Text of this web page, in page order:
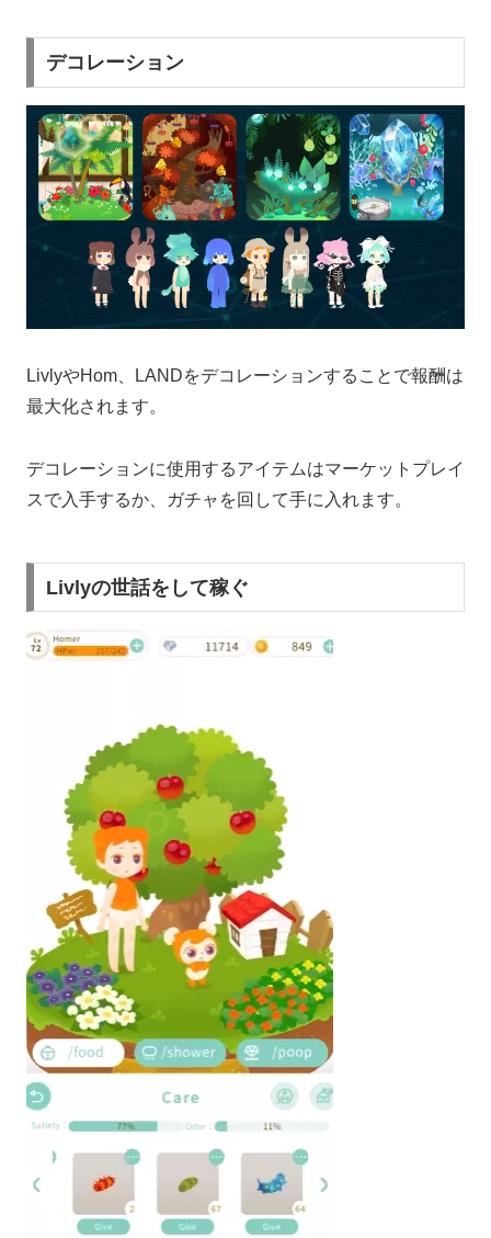
デコレーション
LivlyやHom、LANDをデコレーションすることで報酬は
最大化されます。
デコレーションに使用するアイテムはマーケットプレイ
スで入手するか、ガチャを回して手に入れます。
Livlyの世話をして稼ぐ